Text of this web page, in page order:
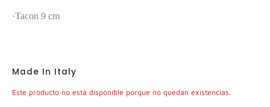
·Tacon 9 cm
Made In Italy
Este producto no está disponible porque no quedan existencias.